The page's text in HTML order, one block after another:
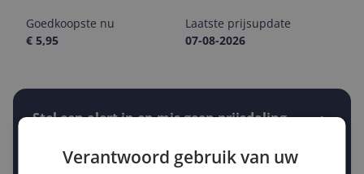
Goedkoopste nu
€ 5,95
Laatste prijsupdate
07-08-2026
Stel een alert in en mis geen prijsdaling
Jouw e-mailadres
Verantwoord gebruik van uw